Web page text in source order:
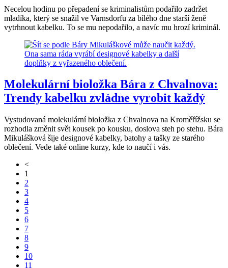
Necelou hodinu po přepadení se kriminalistům podařilo zadržet
mladíka, který se snažil ve Varnsdorfu za bílého dne starší ženě
vytrhnout kabelku. To se mu nepodařilo, a navíc mu hrozí kriminál.
Molekulární bioložka Bára z Chvalnova:
Trendy kabelku zvládne vyrobit každý
Vystudovaná molekulární bioložka z Chvalnova na Kroměřížsku se
rozhodla změnit svět kousek po kousku, doslova steh po stehu. Bára
Mikulášková šije designové kabelky, batohy a tašky ze starého
oblečení. Vede také online kurzy, kde to naučí i vás.
<
1
2
3
4
5
6
7
8
9
10
11